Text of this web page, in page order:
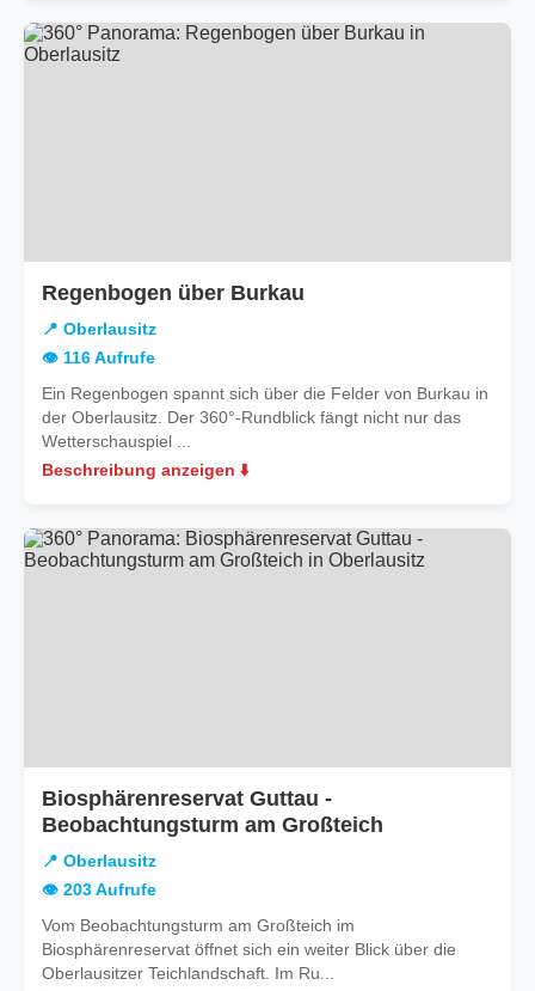
Regenbogen über Burkau
📍 Oberlausitz
👁️ 116 Aufrufe
Ein Regenbogen spannt sich über die Felder von Burkau in
der Oberlausitz. Der 360°-Rundblick fängt nicht nur das
Wetterschauspiel ...
Beschreibung anzeigen ⬇️
Biosphärenreservat Guttau -
Beobachtungsturm am Großteich
📍 Oberlausitz
👁️ 203 Aufrufe
Vom Beobachtungsturm am Großteich im
Biosphärenreservat öffnet sich ein weiter Blick über die
Oberlausitzer Teichlandschaft. Im Ru...